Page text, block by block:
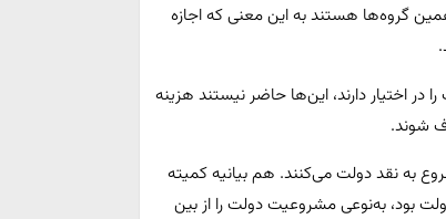
گروه‌ها هستند به این معنی که اجازه
اختیار دارند، این‌ها حاضر نیستند هزینه
شوند.
به نقد دولت می‌کنند. هم بیانیه کمیته
بود، به‌نوعی مشروعیت دولت را از بین